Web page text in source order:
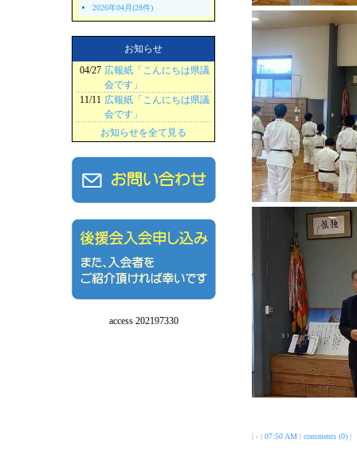
2026年04月(28件)
お知らせ
04/27 広報紙「こんにちは県議
会です」
11/11 広報紙「こんにちは県議
会です」
お知らせを全て見る
access 202197330
| - | 07:50 AM| comments (0)|